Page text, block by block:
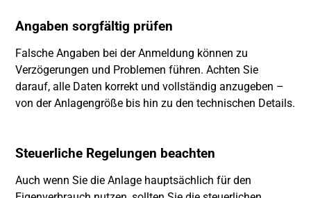
Angaben sorgfältig prüfen
Falsche Angaben bei der Anmeldung können zu
Verzögerungen und Problemen führen. Achten Sie
darauf, alle Daten korrekt und vollständig anzugeben –
von der Anlagengröße bis hin zu den technischen Details.
Steuerliche Regelungen beachten
Auch wenn Sie die Anlage hauptsächlich für den